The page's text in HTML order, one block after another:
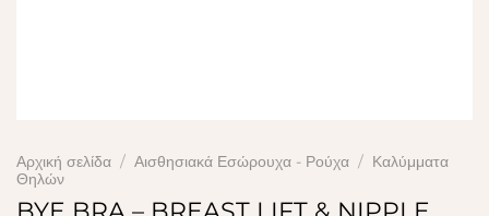
Αρχική σελίδα / Αισθησιακά Εσώρουχα - Ρούχα / Καλύμματα
Θηλών